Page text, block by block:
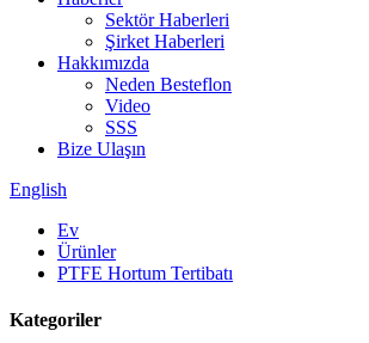
Sektör Haberleri
Şirket Haberleri
Hakkımızda
Neden Besteflon
Video
SSS
Bize Ulaşın
English
Ev
Ürünler
PTFE Hortum Tertibatı
Kategoriler